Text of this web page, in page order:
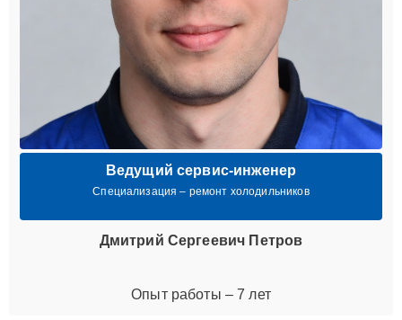
Ведущий сервис-инженер
Специализация – ремонт холодильников
Дмитрий Сергеевич Петров
Опыт работы – 7 лет